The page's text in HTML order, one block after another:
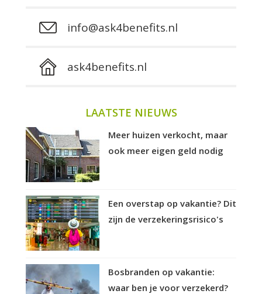
info@ask4benefits.nl
ask4benefits.nl
LAATSTE NIEUWS
Meer huizen verkocht, maar
ook meer eigen geld nodig
Een overstap op vakantie? Dit
zijn de verzekeringsrisico's
Bosbranden op vakantie:
waar ben je voor verzekerd?